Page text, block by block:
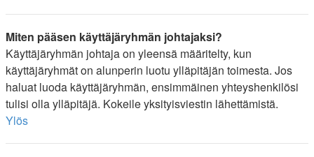
Miten pääsen käyttäjäryhmän johtajaksi?
Käyttäjäryhmän johtaja on yleensä määritelty, kun
käyttäjäryhmät on alunperin luotu ylläpitäjän toimesta. Jos
haluat luoda käyttäjäryhmän, ensimmäinen yhteyshenkilösi
tulisi olla ylläpitäjä. Kokeile yksityisviestin lähettämistä.
Ylös